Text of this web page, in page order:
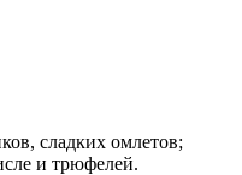
сладких омлетов;
и трюфелей.